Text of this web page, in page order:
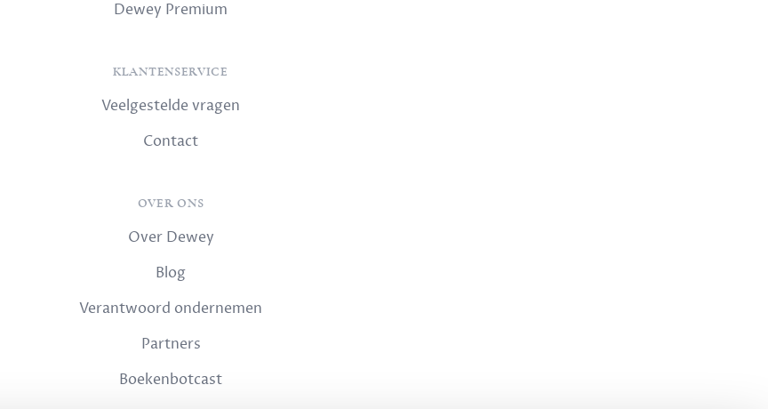
Dewey Premium
KLANTENSERVICE
Veelgestelde vragen
Contact
OVER ONS
Over Dewey
Blog
Verantwoord ondernemen
Partners
Boekenbotcast